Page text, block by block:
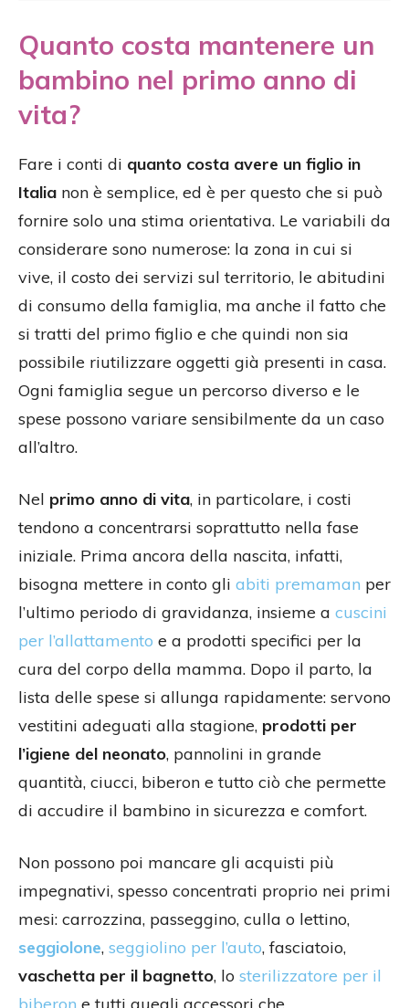
Quanto costa mantenere un
bambino nel primo anno di
vita?
Fare i conti di quanto costa avere un figlio in
Italia non è semplice, ed è per questo che si può
fornire solo una stima orientativa. Le variabili da
considerare sono numerose: la zona in cui si
vive, il costo dei servizi sul territorio, le abitudini
di consumo della famiglia, ma anche il fatto che
si tratti del primo figlio e che quindi non sia
possibile riutilizzare oggetti già presenti in casa.
Ogni famiglia segue un percorso diverso e le
spese possono variare sensibilmente da un caso
all’altro.
Nel primo anno di vita, in particolare, i costi
tendono a concentrarsi soprattutto nella fase
iniziale. Prima ancora della nascita, infatti,
bisogna mettere in conto gli abiti premaman per
l’ultimo periodo di gravidanza, insieme a cuscini
per l’allattamento e a prodotti specifici per la
cura del corpo della mamma. Dopo il parto, la
lista delle spese si allunga rapidamente: servono
vestitini adeguati alla stagione, prodotti per
l’igiene del neonato, pannolini in grande
quantità, ciucci, biberon e tutto ciò che permette
di accudire il bambino in sicurezza e comfort.
Non possono poi mancare gli acquisti più
impegnativi, spesso concentrati proprio nei primi
mesi: carrozzina, passeggino, culla o lettino,
seggiolone, seggiolino per l’auto, fasciatoio,
vaschetta per il bagnetto, lo sterilizzatore per il